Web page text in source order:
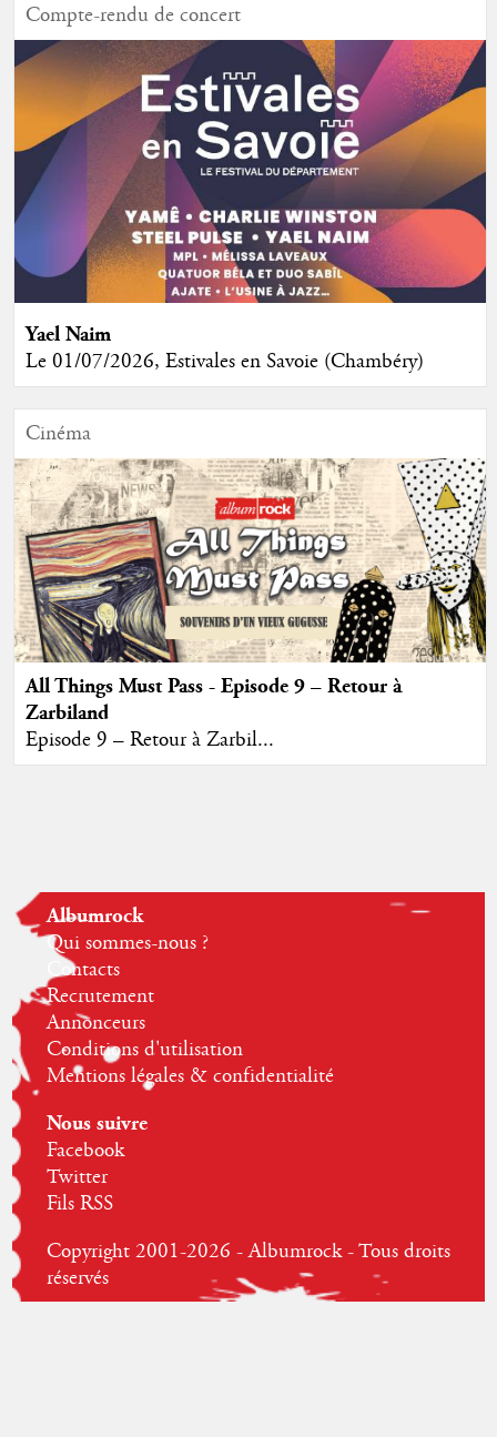
Compte-rendu de concert
Yael Naim
Le 01/07/2026, Estivales en Savoie (Chambéry)
Cinéma
All Things Must Pass - Episode 9 – Retour à
Zarbiland
Episode 9 – Retour à Zarbil...
Albumrock
Qui sommes-nous ?
Contacts
Recrutement
Annonceurs
Conditions d'utilisation
Mentions légales & confidentialité
Nous suivre
Facebook
Twitter
Fils RSS
Copyright 2001-2026 - Albumrock - Tous droits
réservés